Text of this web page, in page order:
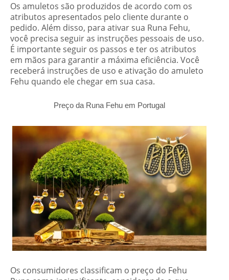
Os amuletos são produzidos de acordo com os
atributos apresentados pelo cliente durante o
pedido. Além disso, para ativar sua Runa Fehu,
você precisa seguir as instruções pessoais de uso.
É importante seguir os passos e ter os atributos
em mãos para garantir a máxima eficiência. Você
receberá instruções de uso e ativação do amuleto
Fehu quando ele chegar em sua casa.
Preço da Runa Fehu em Portugal
Os consumidores classificam o preço do Fehu